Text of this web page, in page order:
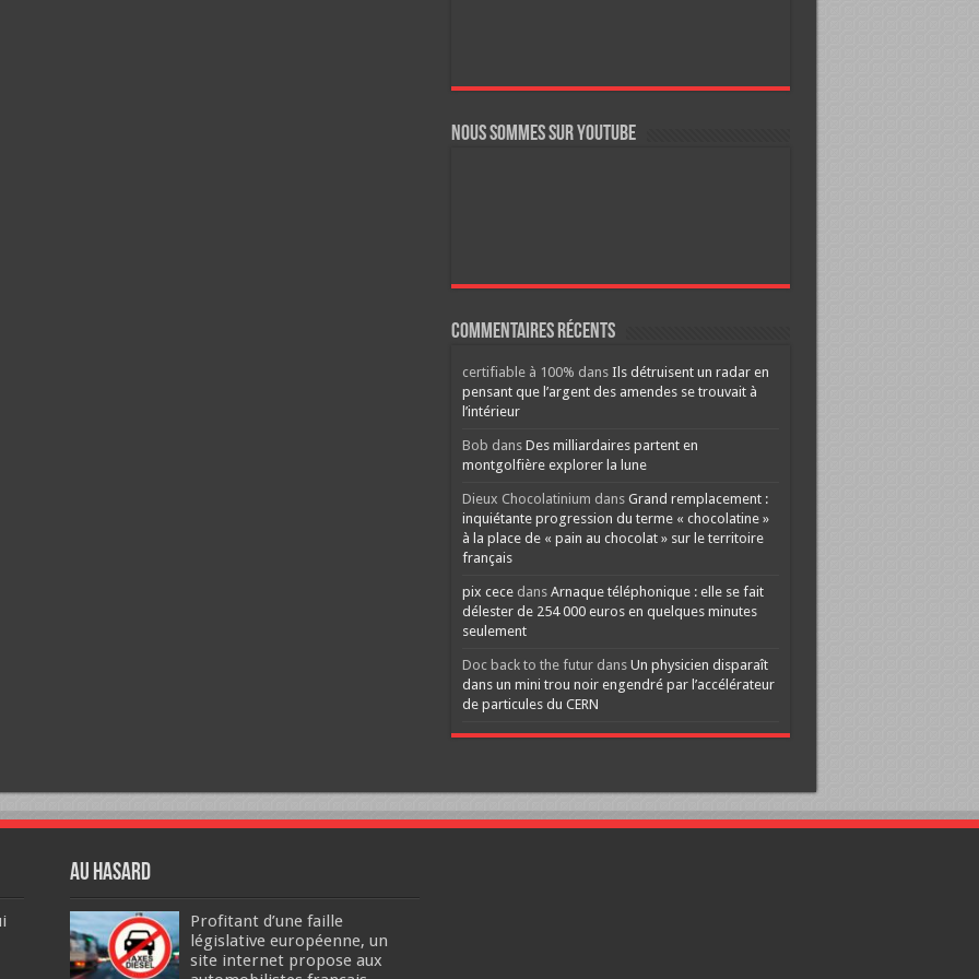
Nous sommes sur YouTube
Commentaires récents
certifiable à 100% dans Ils détruisent un radar en
pensant que l’argent des amendes se trouvait à
l’intérieur
Bob dans Des milliardaires partent en
montgolfière explorer la lune
Dieux Chocolatinium dans Grand remplacement :
inquiétante progression du terme « chocolatine »
à la place de « pain au chocolat » sur le territoire
français
pix cecedans Arnaque téléphonique : elle se fait
délester de 254 000 euros en quelques minutes
seulement
Doc back to the futurdans Un physicien disparaît
dans un mini trou noir engendré par l’accélérateur
de particules du CERN
Au hasard
Profitant d’une faille
législative européenne, un
site internet propose aux